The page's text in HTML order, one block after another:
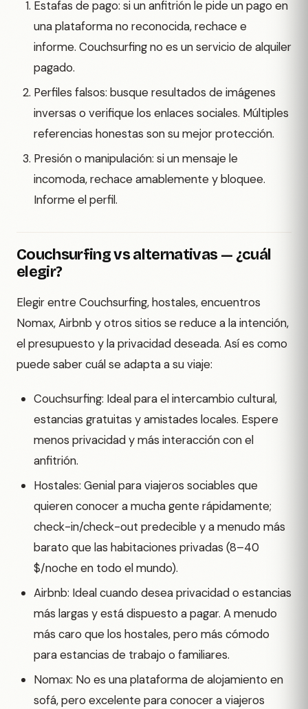
Estafas de pago: si un anfitrión le pide un pago en
una plataforma no reconocida, rechace e
informe. Couchsurfing no es un servicio de alquiler
pagado.
Perfiles falsos: busque resultados de imágenes
inversas o verifique los enlaces sociales. Múltiples
referencias honestas son su mejor protección.
Presión o manipulación: si un mensaje le
incomoda, rechace amablemente y bloquee.
Informe el perfil.
Couchsurfing vs alternativas — ¿cuál
elegir?
Elegir entre Couchsurfing, hostales, encuentros
Nomax, Airbnb y otros sitios se reduce a la intención,
el presupuesto y la privacidad deseada. Así es como
puede saber cuál se adapta a su viaje:
Couchsurfing: Ideal para el intercambio cultural,
estancias gratuitas y amistades locales. Espere
menos privacidad y más interacción con el
anfitrión.
Hostales: Genial para viajeros sociables que
quieren conocer a mucha gente rápidamente;
check-in/check-out predecible y a menudo más
barato que las habitaciones privadas (8–40
$/noche en todo el mundo).
Airbnb: Ideal cuando desea privacidad o estancias
más largas y está dispuesto a pagar. A menudo
más caro que los hostales, pero más cómodo
para estancias de trabajo o familiares.
Nomax: No es una plataforma de alojamiento en
sofá, pero excelente para conocer a viajeros